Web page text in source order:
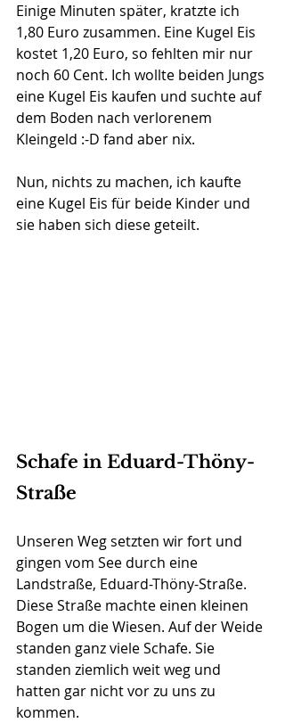
Einige Minuten später, kratzte ich
1,80 Euro zusammen. Eine Kugel Eis
kostet 1,20 Euro, so fehlten mir nur
noch 60 Cent. Ich wollte beiden Jungs
eine Kugel Eis kaufen und suchte auf
dem Boden nach verlorenem
Kleingeld :-D fand aber nix.
Nun, nichts zu machen, ich kaufte
eine Kugel Eis für beide Kinder und
sie haben sich diese geteilt.
Schafe in Eduard-Thöny-
Straße
Unseren Weg setzten wir fort und
gingen vom See durch eine
Landstraße, Eduard-Thöny-Straße.
Diese Straße machte einen kleinen
Bogen um die Wiesen. Auf der Weide
standen ganz viele Schafe. Sie
standen ziemlich weit weg und
hatten gar nicht vor zu uns zu
kommen.